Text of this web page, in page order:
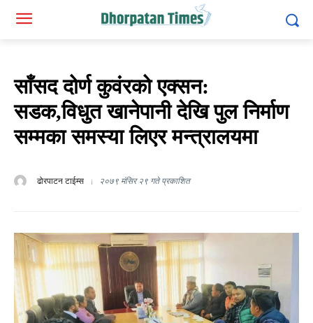
साँसद दोर्ण कुवंरको एक्सन:
सडक,विधुत खानेपानी देखि पुल निर्माण
सम्मका समस्या लिएर मन्त्रालयमा
ढोरपाटन टाईम्स २०७९ मंसिर २९ गते प्रकाशित